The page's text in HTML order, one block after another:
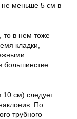
не меньше 5 см в
то в нем тоже
кладки,
большинстве
см) следует
По
трубного